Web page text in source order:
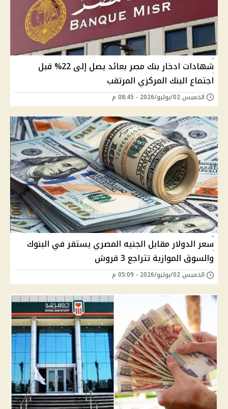
شهادات ادخار بنك مصر بعائد يصل إلى 22% قبل
اجتماع البنك المركزي المرتقب
الخميس 02/يوليو/2026 - 08:45 م
سعر الدولار مقابل الجنيه المصري يستقر في البنوك
والسوق الموازية تتراجع 3 قروش
الخميس 02/يوليو/2026 - 05:09 م